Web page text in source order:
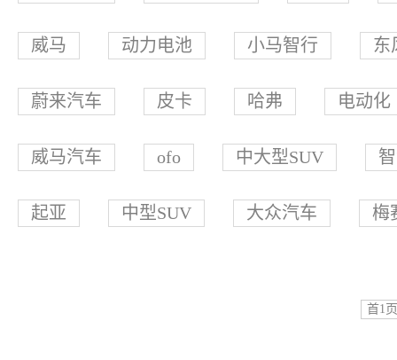
威马 动力电池 小马智行 东
蔚来汽车 皮卡 哈弗 电动化
威马汽车 ofo 中大型SUV
起亚 中型SUV 大众汽车 梅
首1页